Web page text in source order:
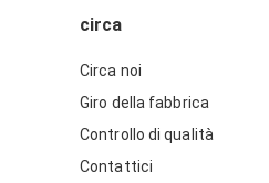
circa
Circa noi
Giro della fabbrica
Controllo di qualità
Contattici